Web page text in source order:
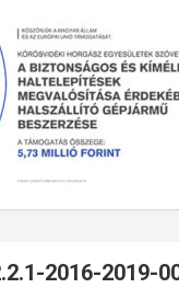
2016-2019-